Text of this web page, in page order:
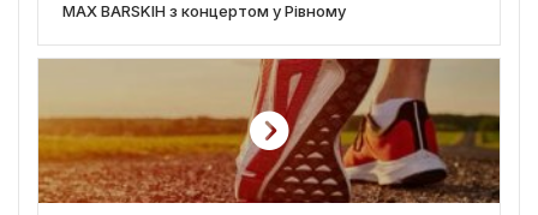
MAX BARSKIH з концертом у Рівному